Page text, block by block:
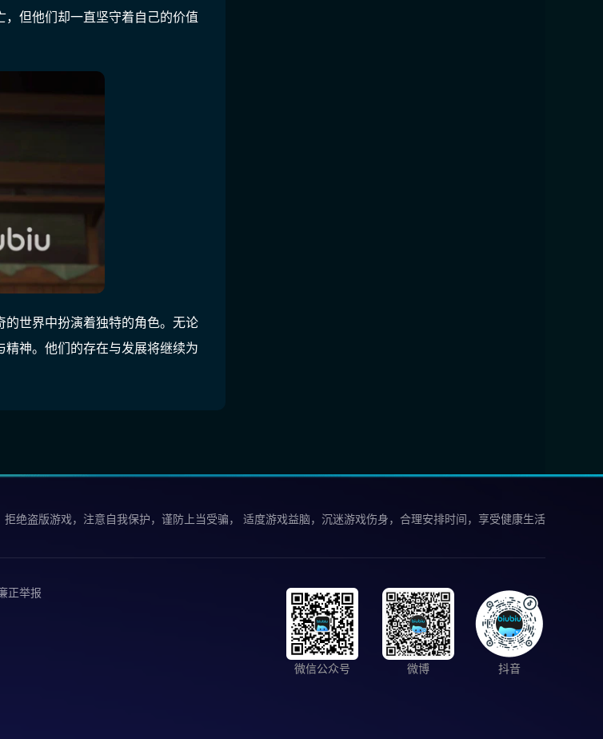
但他们却一直坚守着自己的价值
世界中扮演着独特的角色。无论
神。他们的存在与发展将继续为
绝盗版游戏，注意自我保护，谨防上当受骗， 适度游戏益脑，沉迷游戏伤身，合理安排时间，享受健康生活
正举报
微信公众号 微博 抖音